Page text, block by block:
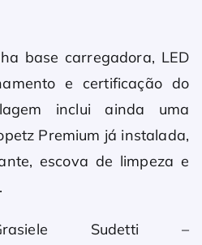
base carregadora, LED
e certificação do
inclui ainda uma
Premium já instalada,
escova de limpeza e
Sudetti –